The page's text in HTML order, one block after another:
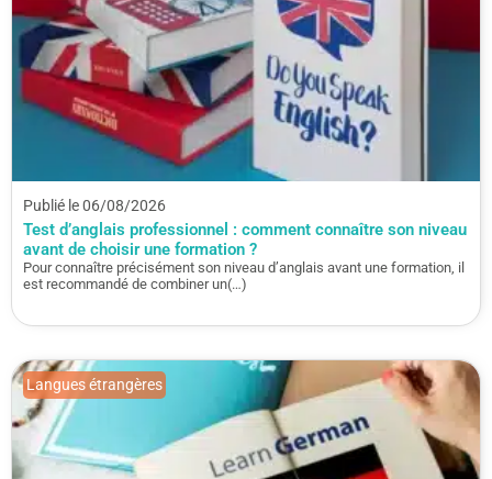
Publié le 06/08/2026
Test d’anglais professionnel : comment connaître son niveau
avant de choisir une formation ?
Pour connaître précisément son niveau d’anglais avant une formation, il
est recommandé de combiner un(…)
Langues étrangères